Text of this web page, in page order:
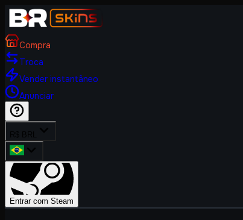
Compra
Troca
Vender instantâneo
Anunciar
R$ BRL
Entrar com Steam